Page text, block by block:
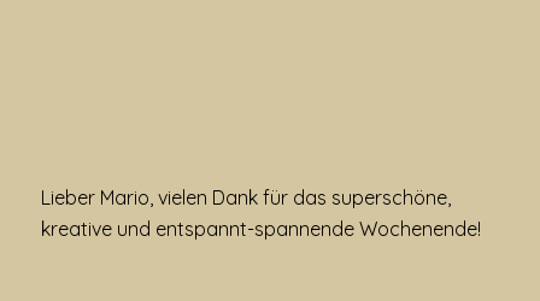
Lieber Mario, vielen Dank für das superschöne,
kreative und entspannt-spannende Wochenende!